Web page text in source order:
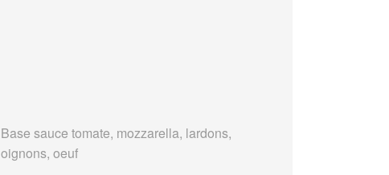
Base sauce tomate, mozzarella, lardons,
oignons, oeuf